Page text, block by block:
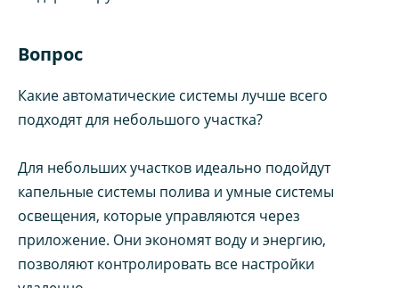
Вопрос
Какие автоматические системы лучше всего
подходят для небольшого участка?
Для небольших участков идеально подойдут
капельные системы полива и умные системы
освещения, которые управляются через
приложение. Они экономят воду и энергию,
позволяют контролировать все настройки